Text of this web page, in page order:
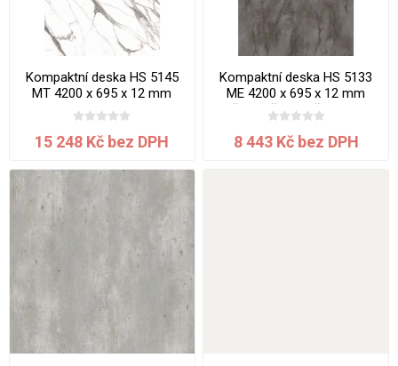
Kompaktní deska HS 5145
MT 4200 x 695 x 12 mm
Mramor jádro bílé
15 248 Kč bez DPH
Kompaktní deska HS 5133
ME 4200 x 695 x 12 mm
Břidlice šedohnědá jadro
černé
8 443 Kč bez DPH